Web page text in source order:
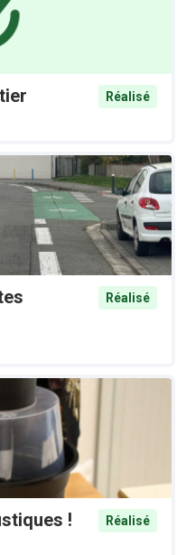
Réalisé
Réalisé
!
Réalisé